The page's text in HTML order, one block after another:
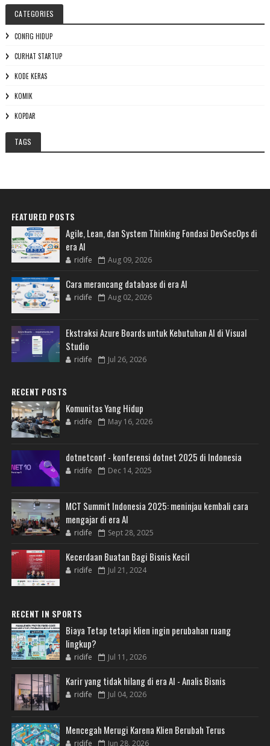
CATEGORIES
CONFIG HIDUP
CURHAT STARTUP
KODE KERAS
KOMIK
KOPDAR
TAGS
FEATURED POSTS
Agile, Lean, dan System Thinking Fondasi DevSecOps di
era AI
ridife Aug 09, 2026
Cara merancang database di era AI
ridife Aug 02, 2026
Ekstraksi Azure Boards untuk Kebutuhan AI di Visual
Studio
ridife Jul 26, 2026
RECENT POSTS
Komunitas Yang Hidup
ridife May 16, 2026
dotnetconf - konferensi dotnet 2025 di Indonesia
ridife Dec 14, 2025
MCT Summit Indonesia 2025: meninjau kembali cara
mengajar di era AI
ridife Sept 28, 2025
Kecerdaan Buatan Bagi Bisnis Kecil
ridife Jul 21, 2024
RECENT IN SPORTS
Biaya Tetap tetapi klien ingin perubahan ruang
lingkup?
ridife Jul 11, 2026
Karir yang tidak hilang di era AI - Analis Bisnis
ridife Jul 04, 2026
Mencegah Merugi Karena Klien Berubah Terus
ridife Jun 28, 2026